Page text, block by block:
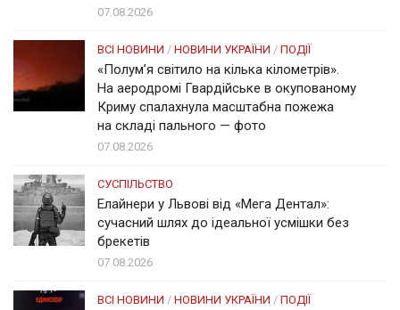
07.08.2026
ВСІ НОВИНИ / НОВИНИ УКРАЇНИ / ПОДІЇ
«Полум’я світило на кілька кілометрів».
На аеродромі Гвардійське в окупованому
Криму спалахнула масштабна пожежа
на складі пального — фото
07.08.2026
СУСПІЛЬСТВО
Елайнери у Львові від «Мега Дентал»:
сучасний шлях до ідеальної усмішки без
брекетів
07.08.2026
ВСІ НОВИНИ / НОВИНИ УКРАЇНИ / ПОДІЇ